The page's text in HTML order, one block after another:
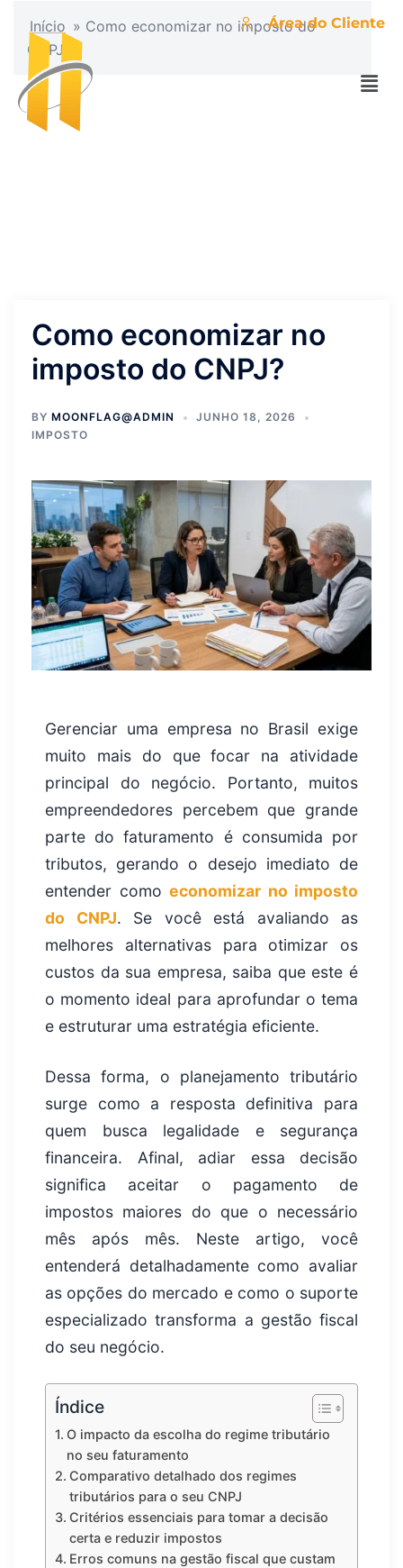
Área do Cliente
Início » Como economizar no imposto do
CNPJ?
Como economizar no
imposto do CNPJ?
BY MOONFLAG@ADMIN
JUNHO 18, 2026
IMPOSTO
Gerenciar uma empresa no Brasil exige
muito mais do que focar na atividade
principal do negócio. Portanto, muitos
empreendedores percebem que grande
parte do faturamento é consumida por
tributos, gerando o desejo imediato de
entender como economizar no imposto
do CNPJ. Se você está avaliando as
melhores alternativas para otimizar os
custos da sua empresa, saiba que este é
o momento ideal para aprofundar o tema
e estruturar uma estratégia eficiente.
Dessa forma, o planejamento tributário
surge como a resposta definitiva para
quem busca legalidade e segurança
financeira. Afinal, adiar essa decisão
significa aceitar o pagamento de
impostos maiores do que o necessário
mês após mês. Neste artigo, você
entenderá detalhadamente como avaliar
as opções do mercado e como o suporte
especializado transforma a gestão fiscal
do seu negócio.
Índice
O impacto da escolha do regime tributário
no seu faturamento
Comparativo detalhado dos regimes
tributários para o seu CNPJ
Critérios essenciais para tomar a decisão
certa e reduzir impostos
Erros comuns na gestão fiscal que custam